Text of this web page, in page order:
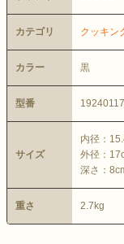
カテゴリ クッキン
カラー 黒
型番
サイズ
内径：
外径：
深さ：
重さ 2.7kg